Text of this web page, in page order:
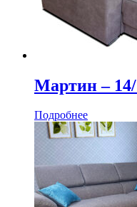
Мартин ‒
Подробнее